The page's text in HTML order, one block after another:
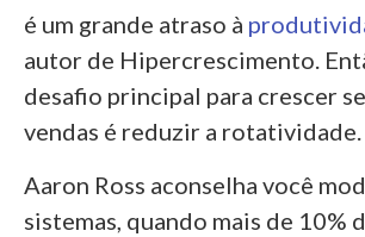
é um grande atraso à
autor de Hipercrescimento.
desafio principal para crescer
vendas é reduzir a rotatividade.
Aaron Ross aconselha você
sistemas, quando mais de 10%